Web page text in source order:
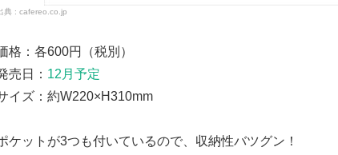
cafereo.co.jp
格：各600円（税別）
売日： 12月予定
イズ：約W220×H310mm
ケットが3つも付いているので、収納性バツグン！